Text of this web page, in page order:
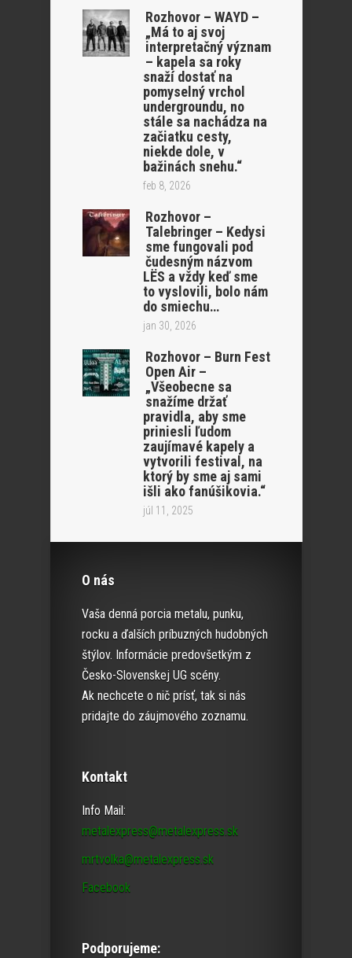
Rozhovor – WAYD –
„Má to aj svoj
interpretačný význam
– kapela sa roky
snaží dostať na
pomyselný vrchol
undergroundu, no
stále sa nachádza na
začiatku cesty,
niekde dole, v
bažinách snehu.“
feb 8, 2026
Rozhovor –
Talebringer – Kedysi
sme fungovali pod
čudesným názvom
LËS a vždy keď sme
to vyslovili, bolo nám
do smiechu…
jan 30, 2026
Rozhovor – Burn Fest
Open Air –
„Všeobecne sa
snažíme držať
pravidla, aby sme
priniesli ľudom
zaujímavé kapely a
vytvorili festival, na
ktorý by sme aj sami
išli ako fanúšikovia.“
júl 11, 2025
O nás
Vaša denná porcia metalu, punku,
rocku a ďalších príbuzných hudobných
štýlov. Informácie predovšetkým z
Česko-Slovenskej UG scény.
Ak nechcete o nič prísť, tak si nás
pridajte do záujmového zoznamu.
Kontakt
Info Mail:
metalexpress@metalexpress.sk
mrtvolka@metalexpress.sk
Facebook
Podporujeme: